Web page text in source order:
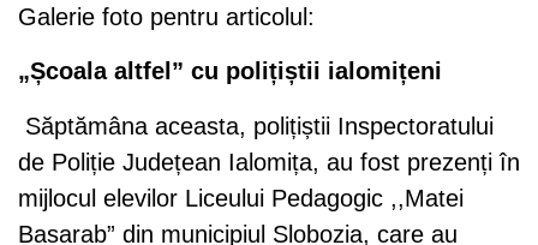
Galerie foto pentru articolul:
„Școala altfel” cu polițiștii ialomițeni
Săptămâna aceasta, polițiștii Inspectoratului
de Poliție Județean Ialomița, au fost prezenți în
mijlocul elevilor Liceului Pedagogic ,,Matei
Basarab” din municipiul Slobozia, care au